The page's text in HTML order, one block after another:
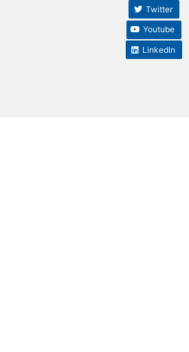
Twitter
Youtube
LinkedIn